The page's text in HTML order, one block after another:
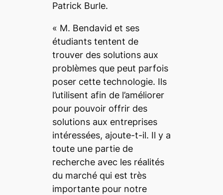
Patrick Burle.
« M. Bendavid et ses
étudiants tentent de
trouver des solutions aux
problèmes que peut parfois
poser cette technologie. Ils
l’utilisent afin de l’améliorer
pour pouvoir offrir des
solutions aux entreprises
intéressées, ajoute-t-il. Il y a
toute une partie de
recherche avec les réalités
du marché qui est très
importante pour notre